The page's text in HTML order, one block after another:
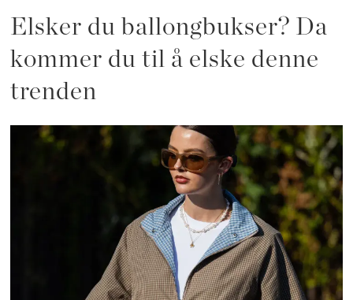
Elsker du ballongbukser? Da
kommer du til å elske denne
trenden